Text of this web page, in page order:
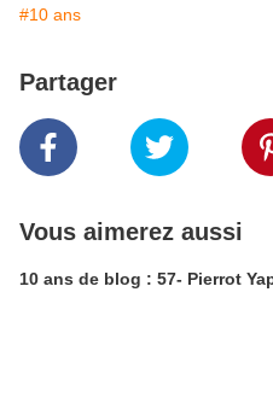
#10 ans
Partager
Vous aimerez aussi
10 ans de blog : 57- Pierrot